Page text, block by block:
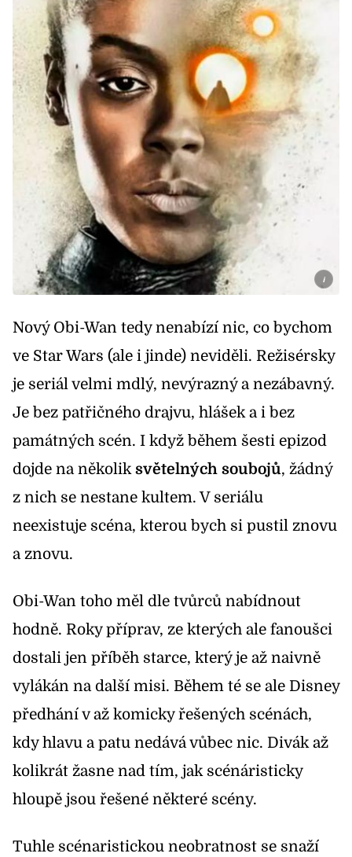
i
Nový Obi-Wan tedy nenabízí nic, co bychom
ve Star Wars (ale i jinde) neviděli. Režisérsky
je seriál velmi mdlý, nevýrazný a nezábavný.
Je bez patřičného drajvu, hlášek a i bez
památných scén. I když během šesti epizod
dojde na několiksvětelných soubojů, žádný
z nich se nestane kultem. V seriálu
neexistuje scéna, kterou bych si pustil znovu
a znovu.
Obi-Wan toho měl dle tvůrců nabídnout
hodně. Roky příprav, ze kterých ale fanoušci
dostali jen příběh starce, který je až naivně
vylákán na další misi. Během té se ale Disney
předhání v až komicky řešených scénách,
kdy hlavu a patu nedává vůbec nic. Divák až
kolikrát žasne nad tím, jak scénáristicky
hloupě jsou řešené některé scény.
Tuhle scénaristickou neobratnost se snaží